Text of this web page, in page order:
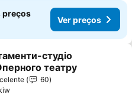
preços
Ver preços
aos favoritos
студіо
театру
60